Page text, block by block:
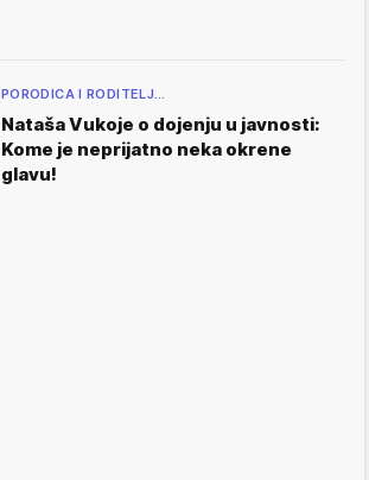
PORODICA I RODITELJ…
Nataša Vukoje o dojenju u javnosti:
Kome je neprijatno neka okrene
glavu!